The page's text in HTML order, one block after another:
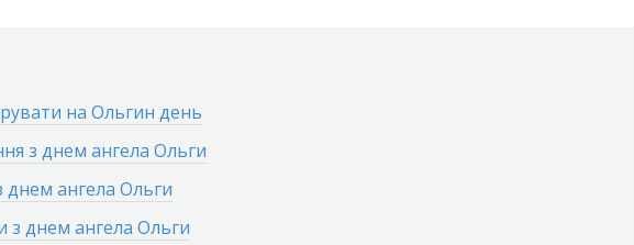
на Ольгин день
з днем ангела Ольги
днем ангела Ольги
з днем ангела Ольги